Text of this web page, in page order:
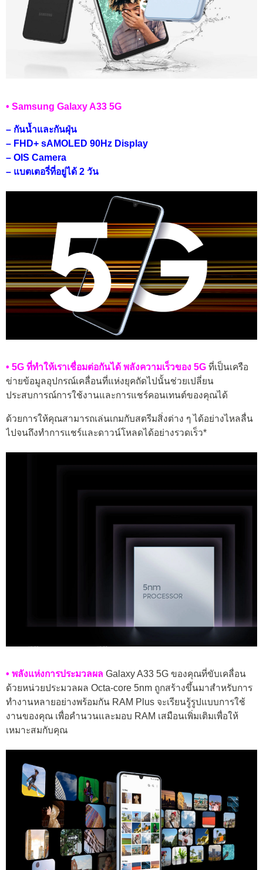
• Samsung Galaxy A33 5G
– กันน้ำและกันฝุ่น
– FHD+ sAMOLED 90Hz Display
– OIS Camera
– แบตเตอรี่ที่อยู่ได้ 2 วัน
• 5G ที่ทำให้เราเชื่อมต่อกันได้ พลังความเร็วของ 5G ที่เป็นเครือ
ข่ายข้อมูลอุปกรณ์เคลื่อนที่แห่งยุคถัดไปนั้นช่วยเปลี่ยน
ประสบการณ์การใช้งานและการแชร์คอนเทนต์ของคุณได้
ด้วยการให้คุณสามารถเล่นเกมกับสตรีมสิ่งต่าง ๆ ได้อย่างไหลลื่น
ไปจนถึงทำการแชร์และดาวน์โหลดได้อย่างรวดเร็ว*
• พลังแห่งการประมวลผล Galaxy A33 5G ของคุณที่ขับเคลื่อน
ด้วยหน่วยประมวลผล Octa-core 5nm ถูกสร้างขึ้นมาสำหรับการ
ทำงานหลายอย่างพร้อมกัน RAM Plus จะเรียนรู้รูปแบบการใช้
งานของคุณ เพื่อคำนวนและมอบ RAM เสมือนเพิ่มเติมเพื่อให้
เหมาะสมกับคุณ